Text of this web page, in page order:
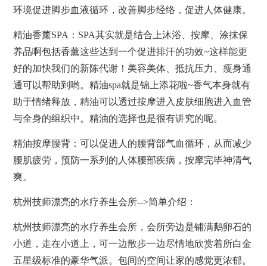
环境促进脚步血液循环，改善脚步经络，促进人体健康。
精油香薰SPA ： SPA其实就是结合上沐浴、按摩、涂抹保
养品啊包括香薰这些达到一个促进排汗的功效~这样能更
好的加快我们的新陈代谢！美容美体、抵抗压力、瘦身通
通可以帮助到哟。精油spa就是锦上添花啦~香气本身就有
助于情绪释放，精油可以透过按摩进入皮肤细胞进入血管
与全身的组织中。精油的选择也是很有讲究的呢。
精油按摩腰背：可以促进人的腰背部气血循环，从而减少
腰肌疲劳，预防一系列的人体腰部疾病，按摩完毕神清气
爽。
杭州技师漂亮的水疗养生会所-->简单介绍：
杭州技师漂亮的水疗养生会所，会所旁边是铺满鹅卵石的
小道，走在小道上，可一边散步一边尽情地欣赏着所白金
五星级标准的豪华气派。包间的空间让家的感觉更浓郁。